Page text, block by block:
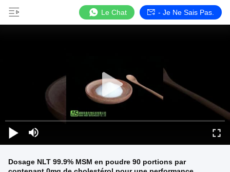
Le Chat - Je Ne Sais Pas.
Dosage NLT 99.9% MSM en poudre 90 portions par